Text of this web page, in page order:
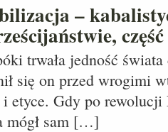
–
trwała jedność
się on przed wrogimi
etyce. Gdy po
mógł sam […]